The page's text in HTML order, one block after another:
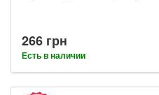
266 грн
Есть в наличии